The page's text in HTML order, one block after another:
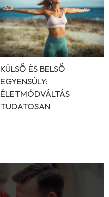
KÜLSŐ ÉS BELSŐ
EGYENSÚLY:
ÉLETMÓDVÁLTÁS
TUDATOSAN